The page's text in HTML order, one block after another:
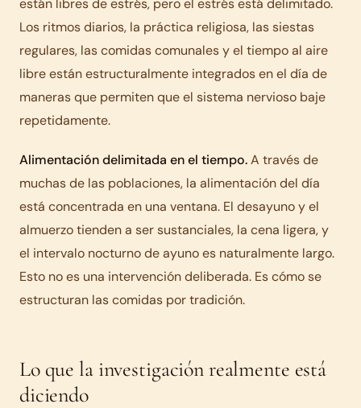
están libres de estrés, pero el estrés está delimitado.
Los ritmos diarios, la práctica religiosa, las siestas
regulares, las comidas comunales y el tiempo al aire
libre están estructuralmente integrados en el día de
maneras que permiten que el sistema nervioso baje
repetidamente.
Alimentación delimitada en el tiempo.A través de
muchas de las poblaciones, la alimentación del día
está concentrada en una ventana. El desayuno y el
almuerzo tienden a ser sustanciales, la cena ligera, y
el intervalo nocturno de ayuno es naturalmente largo.
Esto no es una intervención deliberada. Es cómo se
estructuran las comidas por tradición.
Lo que la investigación realmente está
diciendo